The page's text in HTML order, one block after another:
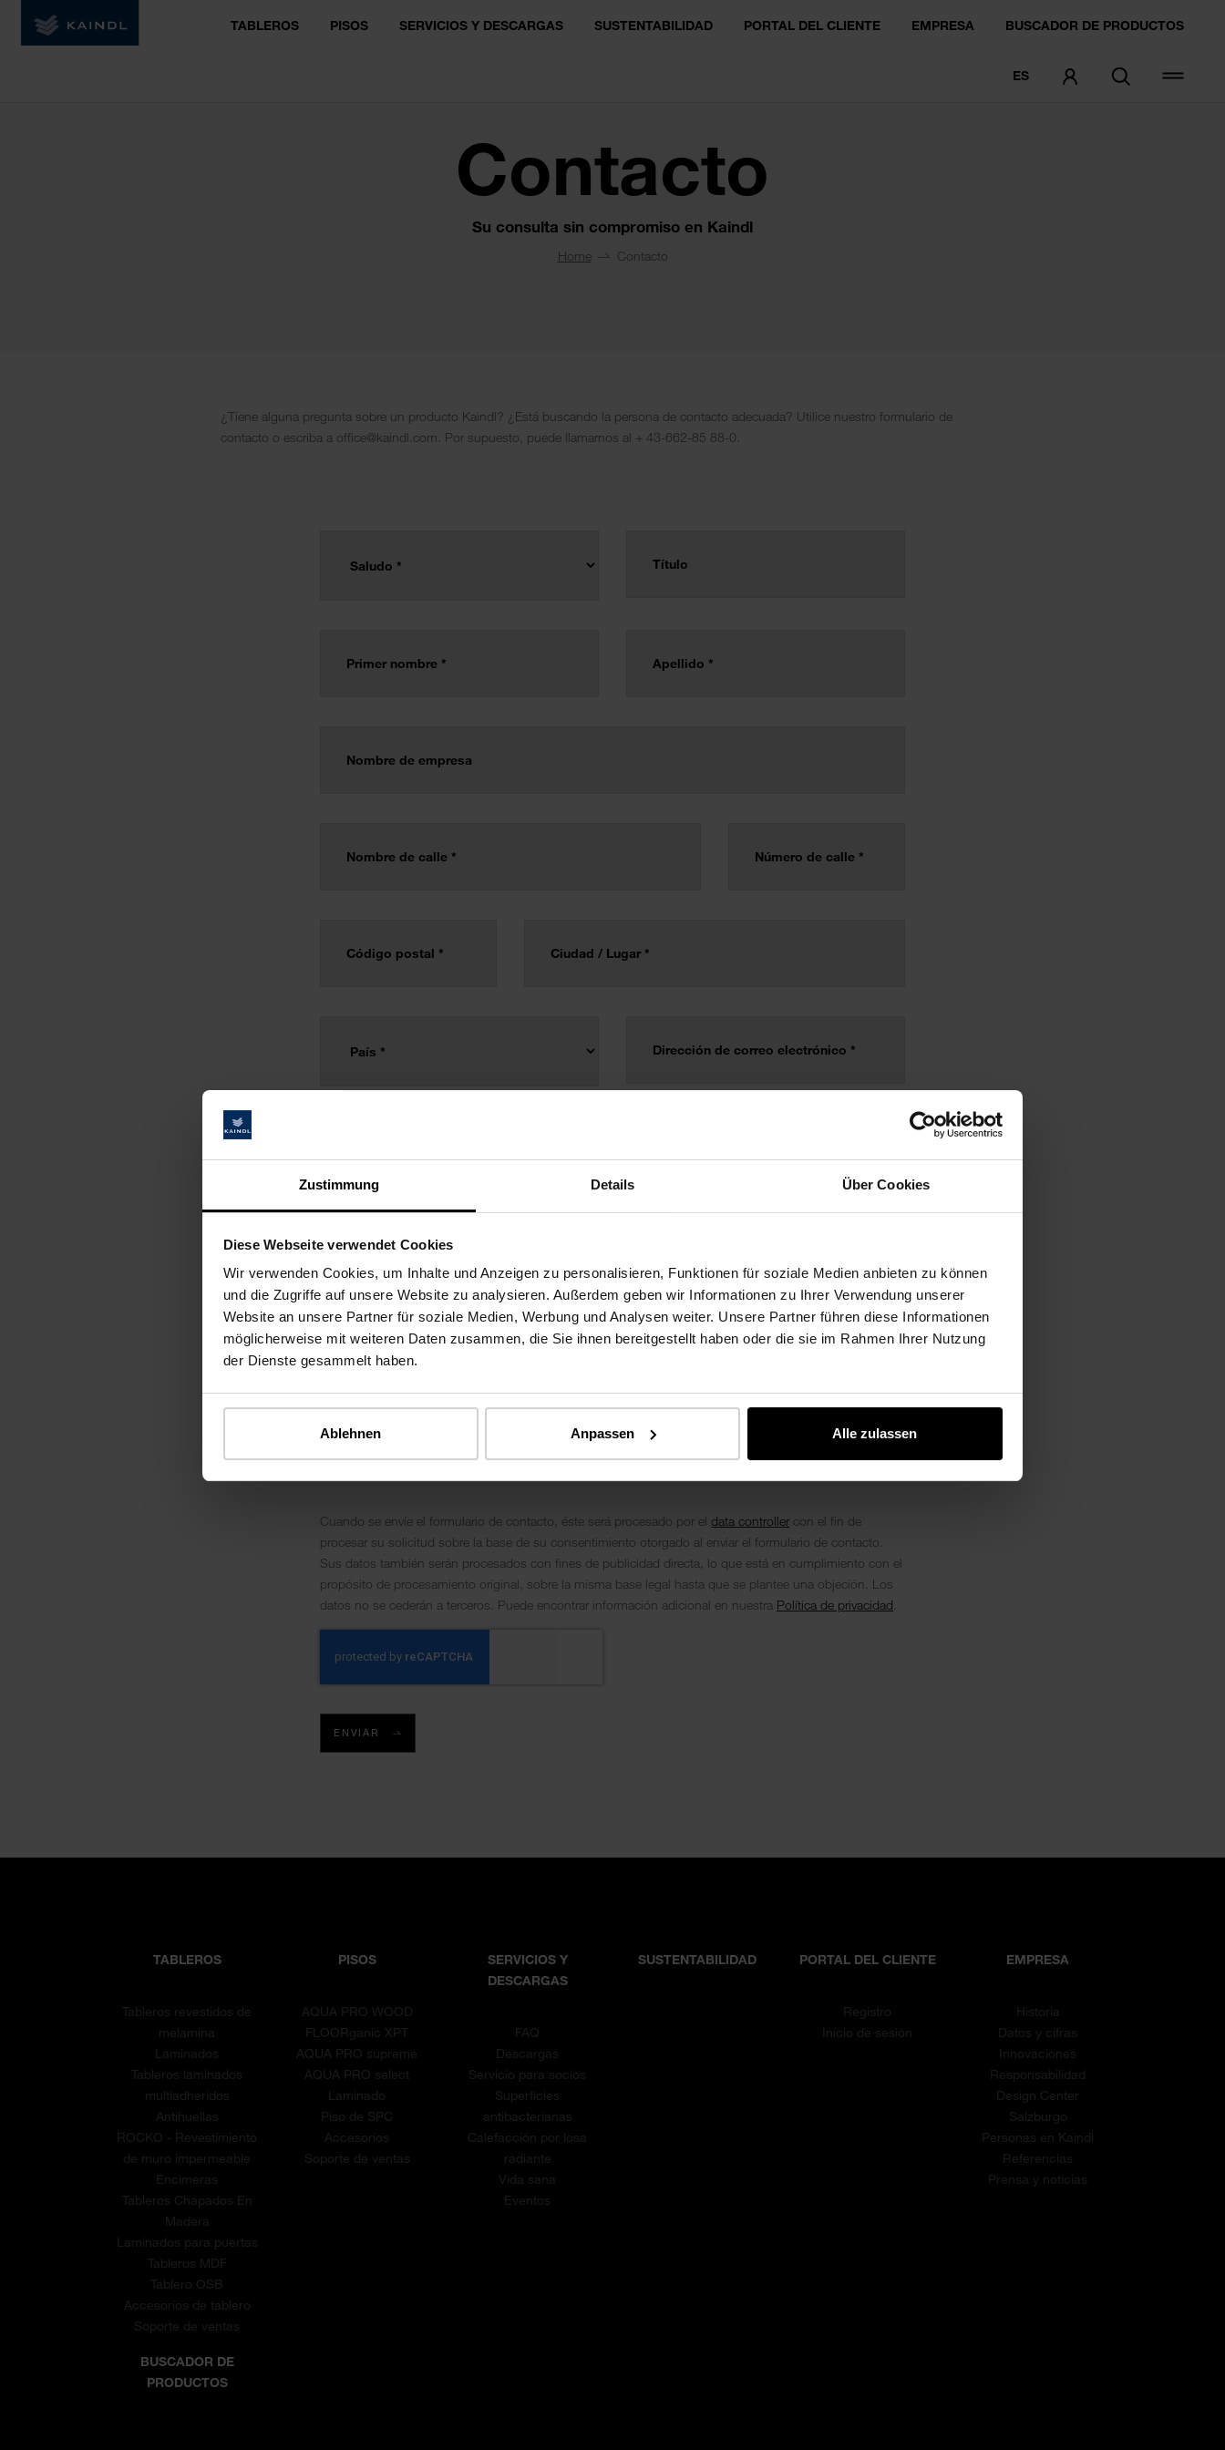
Zustimmung Details Über Cookies
Diese Webseite verwendet Cookies
Wir verwenden Cookies, um Inhalte und Anzeigen zu personalisieren, Funktionen für soziale Medien anbieten zu können
und die Zugriffe auf unsere Website zu analysieren. Außerdem geben wir Informationen zu Ihrer Verwendung unserer
Website an unsere Partner für soziale Medien, Werbung und Analysen weiter. Unsere Partner führen diese Informationen
möglicherweise mit weiteren Daten zusammen, die Sie ihnen bereitgestellt haben oder die sie im Rahmen Ihrer Nutzung
der Dienste gesammelt haben.
Ablehnen Anpassen Alle zulassen
TABLEROS PISOS SERVICIOS Y DESCARGAS SUSTENTABILIDAD PORTAL DEL CLIENTE EMPRESA BUSCADOR DE PRODUCTOS
ES
Contacto
Su consulta sin compromiso en Kaindl
Home Contacto
¿Tiene alguna pregunta sobre un producto Kaindl? ¿Está buscando la persona de contacto adecuada? Utilice nuestro formulario de
contacto o escriba a office@kaindl.com. Por supuesto, puede llamarnos al + 43-662-85 88-0.
Cuando se envíe el formulario de contacto, éste será procesado por el data controller con el fin de
procesar su solicitud sobre la base de su consentimiento otorgado al enviar el formulario de contacto.
Sus datos también serán procesados ​​con fines de publicidad directa, lo que está en cumplimiento con el
propósito de procesamiento original, sobre la misma base legal hasta que se plantee una objeción. Los
datos no se cederán a terceros. Puede encontrar información adicional en nuestra Política de privacidad
ENVIAR
TABLEROS
Tableros revestidos de
melamina
Laminados
Tableros laminados
multiadheridos
Antihuellas
ROCKO - Revestimiento
de muro impermeable
Encimeras
Tableros Chapados En
Madera
Laminados para puertas
Tableros MDF
Tablero OSB
Accesorios de tablero
Soporte de ventas
PISOS
AQUA PRO WOOD
FLOORganic XPT
AQUA PRO supreme
AQUA PRO select
Laminado
Piso de SPC
Accesorios
Soporte de ventas
SERVICIOS Y
DESCARGAS
FAQ
Descargas
Servicio para socios
Superficies
antibacterianas
Calefacción por losa
radiante
Vida sana
Eventos
SUSTENTABILIDAD PORTAL DEL CLIENTE
Registro
Inicio de sesión
EMPRESA
Historia
Datos y cifras
Innovaciones
Responsabilidad
Design Center
Salzburgo
Personas en Kaindl
Referencias
Prensa y noticias
BUSCADOR DE
PRODUCTOS